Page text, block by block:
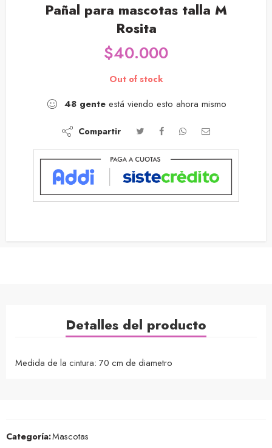
Pañal para mascotas talla M
Rosita
$40.000
Out of stock
48 genteestá viendo esto ahora mismo
Compartir
Detalles del producto
Medida de la cintura: 70 cm de diametro
Categoría:Mascotas